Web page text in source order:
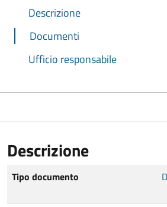
Descrizione
Documenti
Ufficio responsabile
Descrizione
Tipo documento